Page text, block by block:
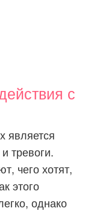
с
является
тревоги.
чего хотят,
этого
однако